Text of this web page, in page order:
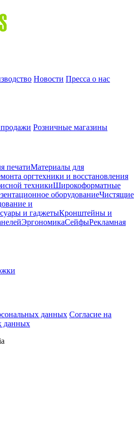
Новости Пресса о нас
Розничные магазины
печатиМатериалы для
оргтехники и восстановления
техникиШирокоформатные
оборудованиеЧистящие
и
и гаджетыКронштейны и
ЭргономикаСейфыРекламная
данных Согласие на
данных